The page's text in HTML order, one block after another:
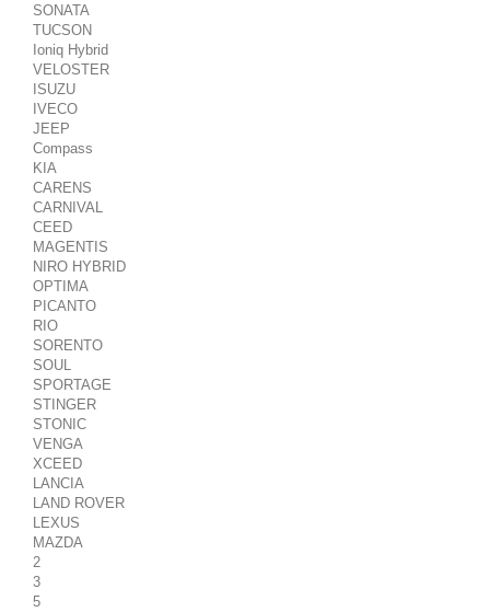
SONATA
TUCSON
Ioniq Hybrid
VELOSTER
ISUZU
IVECO
JEEP
Compass
KIA
CARENS
CARNIVAL
CEED
MAGENTIS
NIRO HYBRID
OPTIMA
PICANTO
RIO
SORENTO
SOUL
SPORTAGE
STINGER
STONIC
VENGA
XCEED
LANCIA
LAND ROVER
LEXUS
MAZDA
2
3
5